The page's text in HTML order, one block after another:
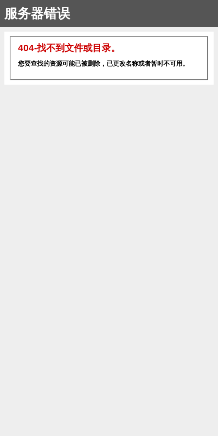
服务器错误
404-找不到文件或目录。
您要查找的资源可能已被删除，已更改名称或者暂时不可用。